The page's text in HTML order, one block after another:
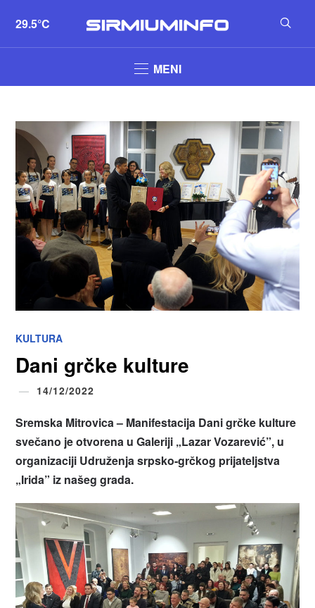
29.5°C
MENI
KULTURA
Dani grčke kulture
14/12/2022
Sremska Mitrovica – Manifestacija Dani grčke kulture
svečano je otvorena u Galeriji „Lazar Vozarević”, u
organizaciji Udruženja srpsko-grčkog prijateljstva
„Irida” iz našeg grada.